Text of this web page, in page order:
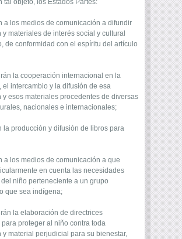
tal objeto, los Estados Partes:
a los medios de comunicación a difundir
y materiales de interés social y cultural
de conformidad con el espíritu del artículo
la cooperación internacional en la
el intercambio y la difusión de esa
y esos materiales procedentes de diversas
nacionales e internacionales;
la producción y difusión de libros para
a los medios de comunicación a que
en cuenta las necesidades
del niño perteneciente a un grupo
que sea indígena;
la elaboración de directrices
proteger al niño contra toda
y material perjudicial para su bienestar,